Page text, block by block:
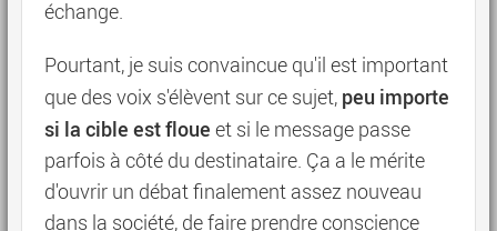
échange.
Pourtant, je suis convaincue qu'il est important
que des voix s'élèvent sur ce sujet, peu importe
si la cible est floue et si le message passe
parfois à côté du destinataire. Ça a le mérite
d'ouvrir un débat finalement assez nouveau
dans la société, de faire prendre conscience